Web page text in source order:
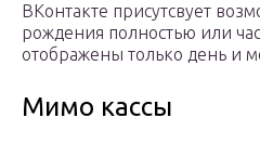
ВКонтакте присутсвует
рождения полностью или
отображены только день и
Мимо кассы